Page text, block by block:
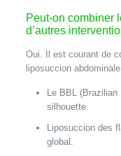
Peut-on combiner
d’autres
Oui. Il est courant de
liposuccion
Le BBL
silhouette.
Liposuccion des
global.